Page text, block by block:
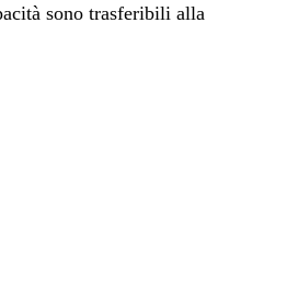
sono trasferibili alla